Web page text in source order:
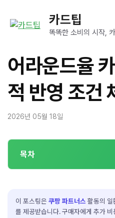
카드팁
똑똑한 소비의 시작,
어라운드율
적 반영 조건
2026년 05월 18일
목차
이 포스팅은 쿠팡 파트너스 활동의 일
를 제공받습니다. 구매자에게 추가